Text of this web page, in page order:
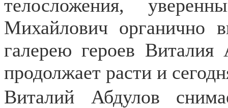
телосложения,
Михайлович органично
галерею героев Виталия
продолжает расти и
Виталий Абдулов